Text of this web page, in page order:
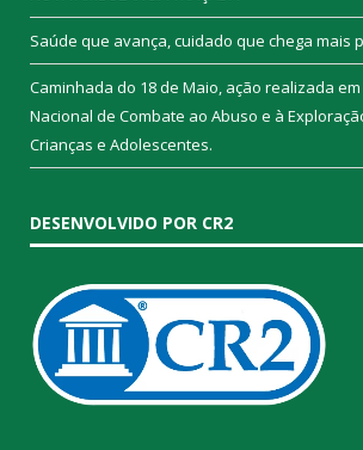
Saúde que avança, cuidado que chega mais
Caminhada do 18 de Maio, ação realizada
Nacional de Combate ao Abuso e à
Crianças e Adolescentes.
DESENVOLVIDO POR CR2